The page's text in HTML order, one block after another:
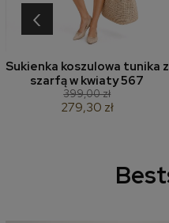
Sukienka koszulowa tunika z
szarfą w kwiaty 567
399,00 zł
279,30 zł
‹